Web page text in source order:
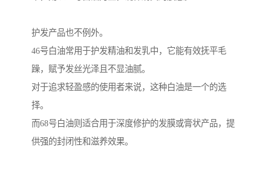
护发产品也不例外。
46号白油常用于护发精油和发乳中，它能有效抚平毛
躁，赋予发丝光泽且不显油腻。
对于追求轻盈感的使用者来说，这种白油是一个的选
择。
而68号白油则适合用于深度修护的发膜或膏状产品，提
供强的封闭性和滋养效果。